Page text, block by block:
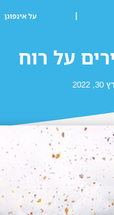
על אינפוגן
על רוח
2022